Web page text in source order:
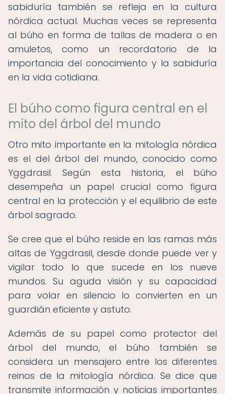
sabiduría también se refleja en la cultura
nórdica actual. Muchas veces se representa
al búho en forma de tallas de madera o en
amuletos, como un recordatorio de la
importancia del conocimiento y la sabiduría
en la vida cotidiana.
El búho como figura central en el
mito del árbol del mundo
Otro mito importante en la mitología nórdica
es el del árbol del mundo, conocido como
Yggdrasil. Según esta historia, el búho
desempeña un papel crucial como figura
central en la protección y el equilibrio de este
árbol sagrado.
Se cree que el búho reside en las ramas más
altas de Yggdrasil, desde donde puede ver y
vigilar todo lo que sucede en los nueve
mundos. Su aguda visión y su capacidad
para volar en silencio lo convierten en un
guardián eficiente y astuto.
Además de su papel como protector del
árbol del mundo, el búho también se
considera un mensajero entre los diferentes
reinos de la mitología nórdica. Se dice que
transmite información y noticias importantes